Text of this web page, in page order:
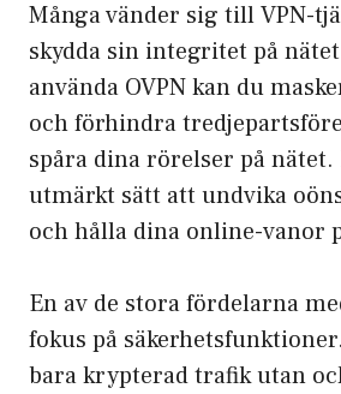
Många vänder sig till VPN-
skydda sin integritet på
använda OVPN kan du
och förhindra
spåra dina rörelser på
utmärkt sätt att undvika
och hålla dina online-vanor
En av de stora fördelarna
fokus på
bara krypterad trafik utan